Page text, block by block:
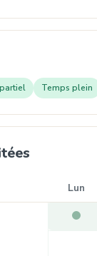
Temps plein
Lun